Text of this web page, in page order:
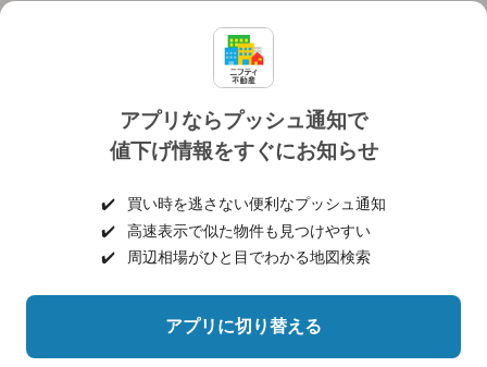
アプリならプッシュ通知で
値下げ情報をすぐにお知らせ
✔️
買い時を逃さない便利なプッシュ通知
✔️
高速表示で似た物件も見つけやすい
✔️
周辺相場がひと目でわかる地図検索
アプリに切り替える
個人情報保護ポリシー 利用規約
ヘルプ・お問い合わせ 採用情報
©NIFTY Lifestyle Co., Ltd.